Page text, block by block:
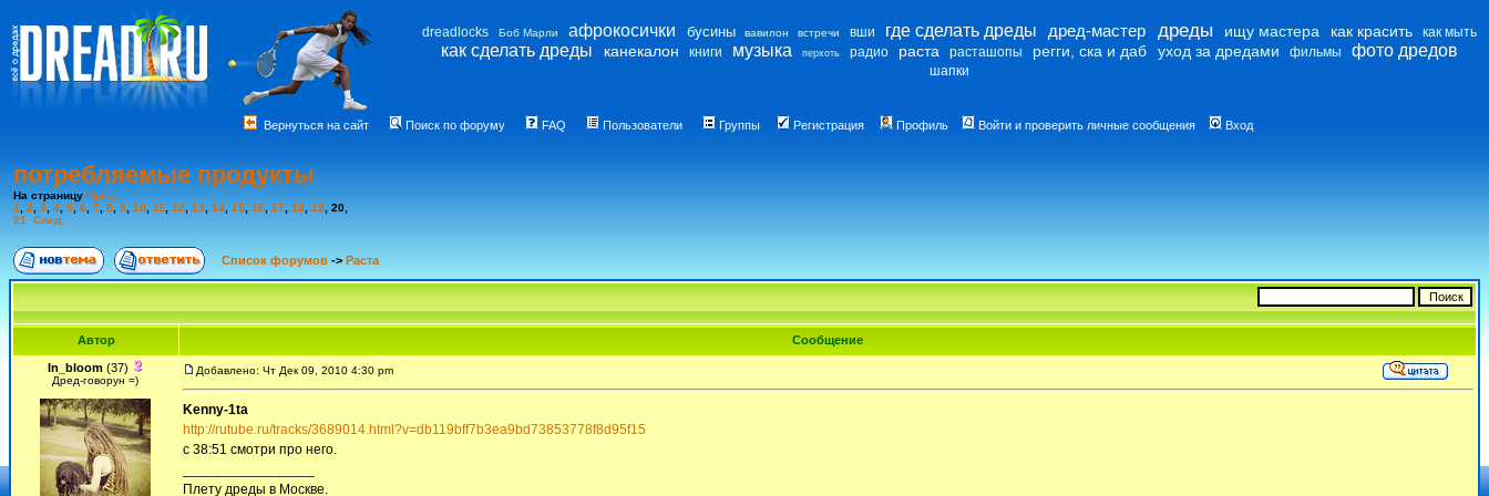
dreadlocks Боб Марли афрокосички бусины вавилон встречи вши где сделать дреды дред-мастер дреды ищу мастера как красить как мыть
как сделать дреды канекалон книги музыка перхоть радио раста расташопы регги, ска и даб уход за дредами фильмы фото дредов
шапки
Вернуться на сайт Поиск по форуму FAQ Пользователи Группы Регистрация Профиль Войти и проверить личные сообщения Вход
потребляемые продукты
На страницу Пред.
1
2 3 4 5 6 7 8 9 10 11 12 13 14 15 16 17 18 19 20
21
След.
Список форумов -> Раста
Автор Сообщение
In_bloom(37)
Дред-говорун =)
Добавлено: Чт Дек 09, 2010 4:30 pm
Kenny-1ta
http://rutube.ru/tracks/3689014.html?v=db119bff7b3ea9bd73853778f8d95f15
с 38:51 смотри про него.
Плету дреды в Москве.